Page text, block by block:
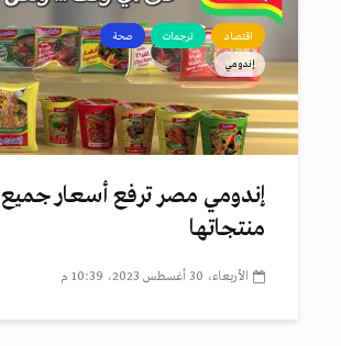
اقتصاد ترجمات صحة
إندومي
إندومي مصر ترفع أسعار جميع
منتجاتها
الأربعاء، 30 أغسطس 2023، 10:39 م